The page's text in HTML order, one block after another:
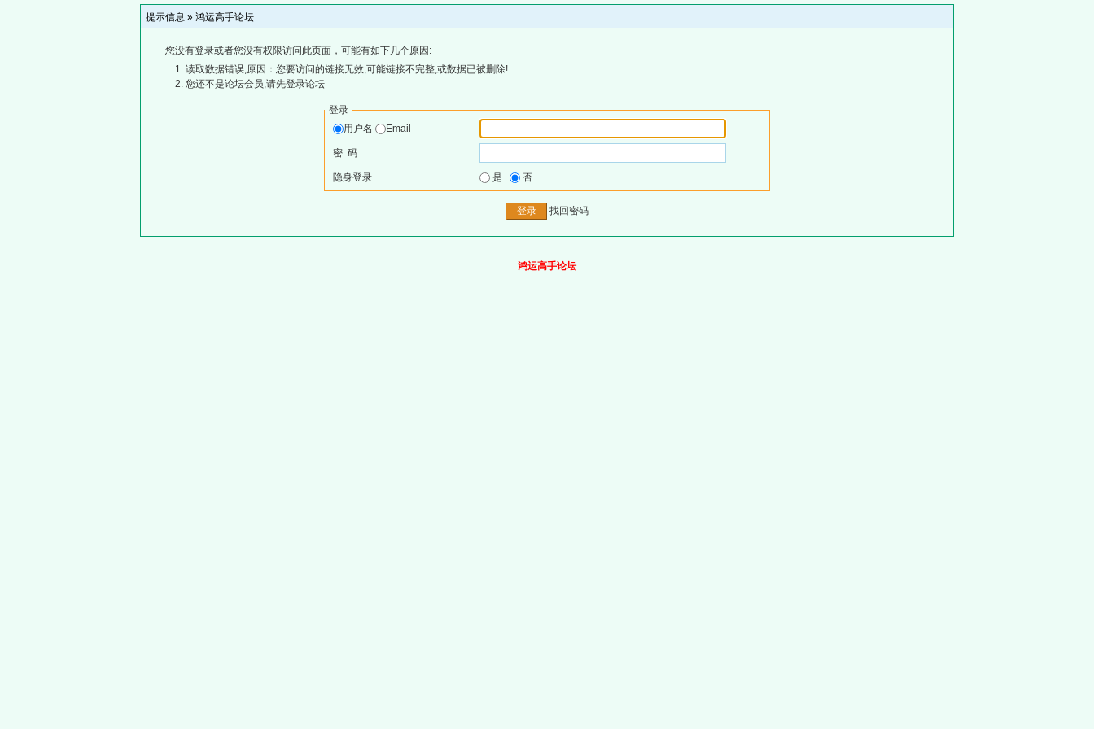
提示信息 » 鸿运高手论坛
您没有登录或者您没有权限访问此页面，可能有如下几个原因:
读取数据错误,原因：您要访问的链接无效,可能链接不完整,或数据已被删除!
您还不是论坛会员,请先登录论坛
登录
用户名
Email
密 码
隐身登录 是 否
找回密码
鸿运高手论坛